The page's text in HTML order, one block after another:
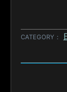
CATEGORY